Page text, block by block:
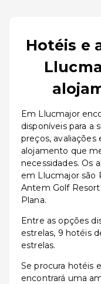
Hotéis e
Em Llucmajor
disponíveis para a
preços, avaliações
alojamento que
necessidades. Os
em Llucmajor são
Antem Golf
Plana.
Entre as opções
estrelas, 9 hotéis
estrelas.
Se procura hotéis
encontrará uma